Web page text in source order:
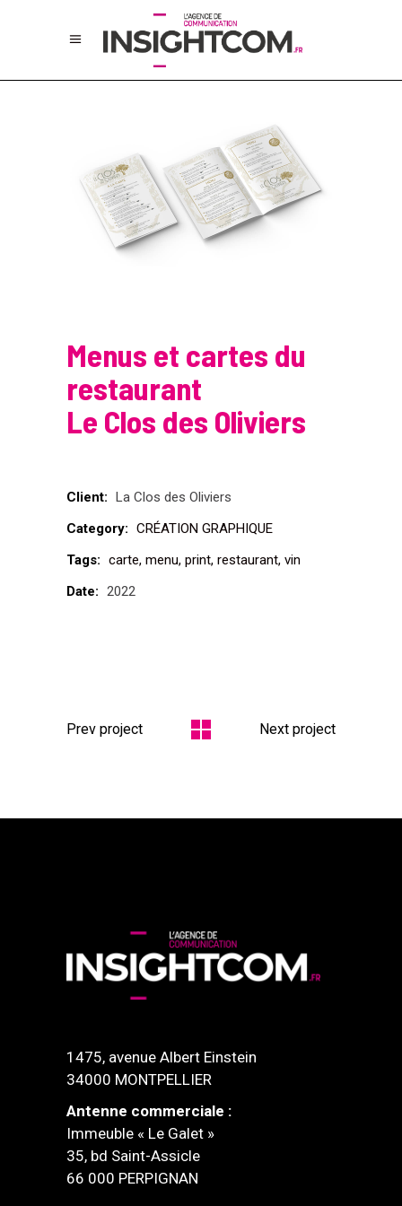
Menus et cartes du
restaurant
Le Clos des Oliviers
Client: La Clos des Oliviers
Category: CRÉATION GRAPHIQUE
Tags: carte menu print restaurant vin
Date: 2022
Prev project Next project
1475, avenue Albert Einstein
34000 MONTPELLIER
Antenne commerciale :
Immeuble « Le Galet »
35, bd Saint-Assicle
66 000 PERPIGNAN